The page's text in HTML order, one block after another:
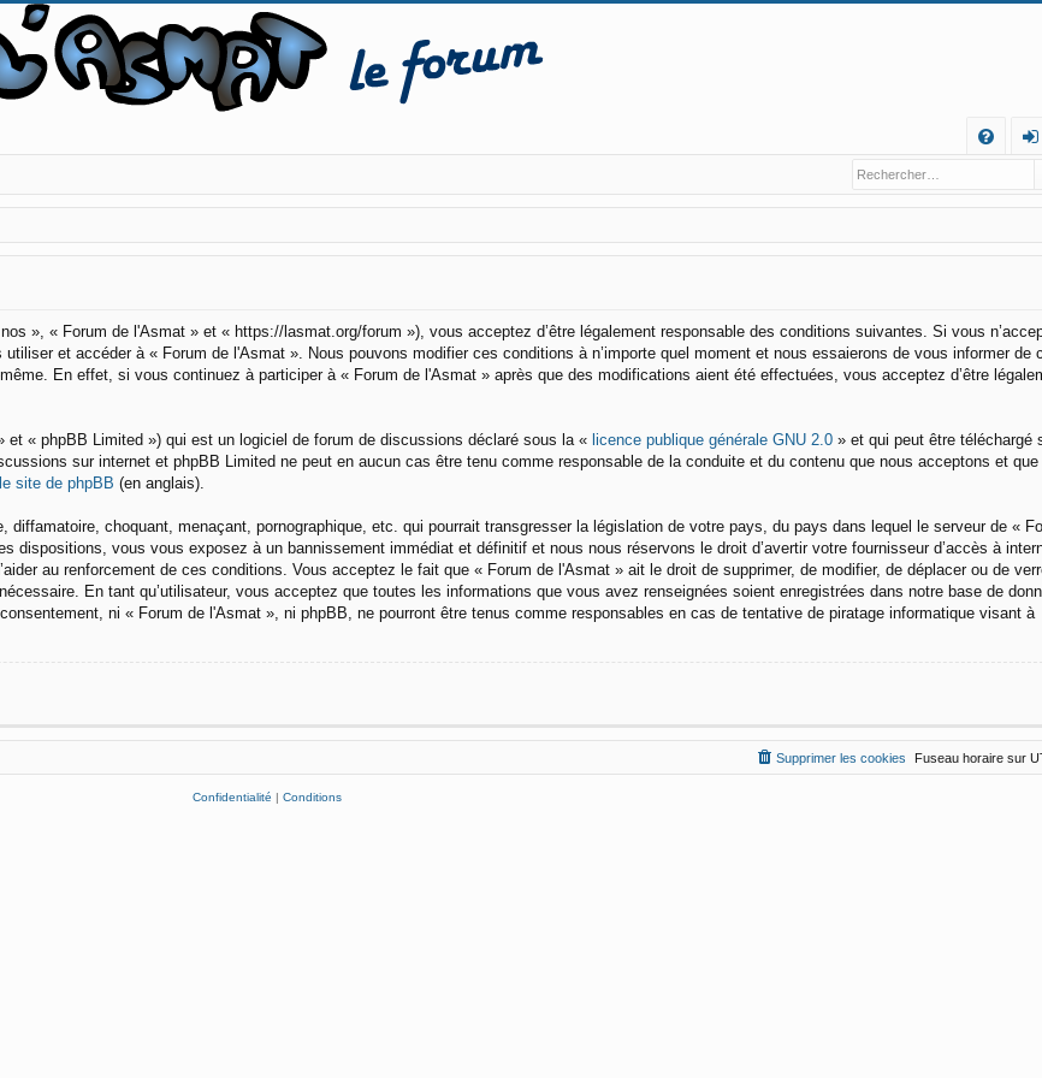
Q
n
ne
n
», « Forum de l'Asmat » et « https://lasmat.org/forum »), vous acceptez d’être légalement responsable des conditions suivantes. Si vous
et accéder à « Forum de l'Asmat ». Nous pouvons modifier ces conditions à n’importe quel moment et nous essaierons de vous informer de
En effet, si vous continuez à participer à « Forum de l'Asmat » après que des modifications aient été effectuées, vous acceptez d’être
« phpBB Limited ») qui est un logiciel de forum de discussions déclaré sous la « licence publique générale GNU 2.0 » et qui peut être téléchargé
sur internet et phpBB Limited ne peut en aucun cas être tenu comme responsable de la conduite et du contenu que nous acceptons et que
le site de phpBB (en anglais).
choquant, menaçant, pornographique, etc. qui pourrait transgresser la législation de votre pays, du pays dans lequel le serveur de «
vous vous exposez à un bannissement immédiat et définitif et nous nous réservons le droit d’avertir votre fournisseur d’accès à
au renforcement de ces conditions. Vous acceptez le fait que « Forum de l'Asmat » ait le droit de supprimer, de modifier, de déplacer ou de
En tant qu’utilisateur, vous acceptez que toutes les informations que vous avez renseignées soient enregistrées dans notre base de
ni « Forum de l'Asmat », ni phpBB, ne pourront être tenus comme responsables en cas de tentative de piratage informatique visant à
Fuseau horaire sur
Supprimer les cookies
Confidentialité | Conditions